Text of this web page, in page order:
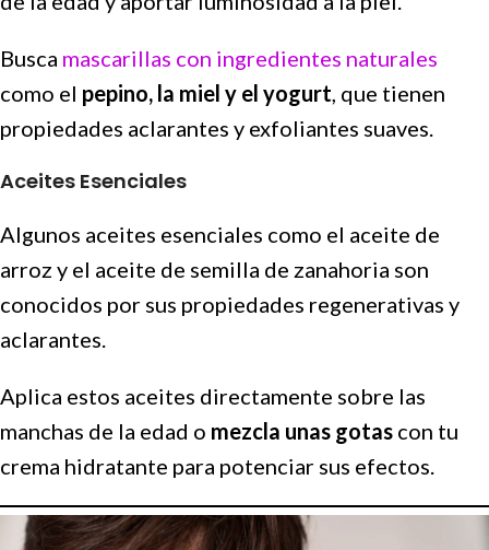
Busca mascarillas con ingredientes naturales
como el pepino, la miel y el yogurt , que tienen
propiedades aclarantes y exfoliantes suaves.
Aceites Esenciales
Algunos aceites esenciales como el aceite de
arroz y el aceite de semilla de zanahoria son
conocidos por sus propiedades regenerativas y
aclarantes.
Aplica estos aceites directamente sobre las
manchas de la edad o mezcla unas gotas con tu
crema hidratante para potenciar sus efectos.